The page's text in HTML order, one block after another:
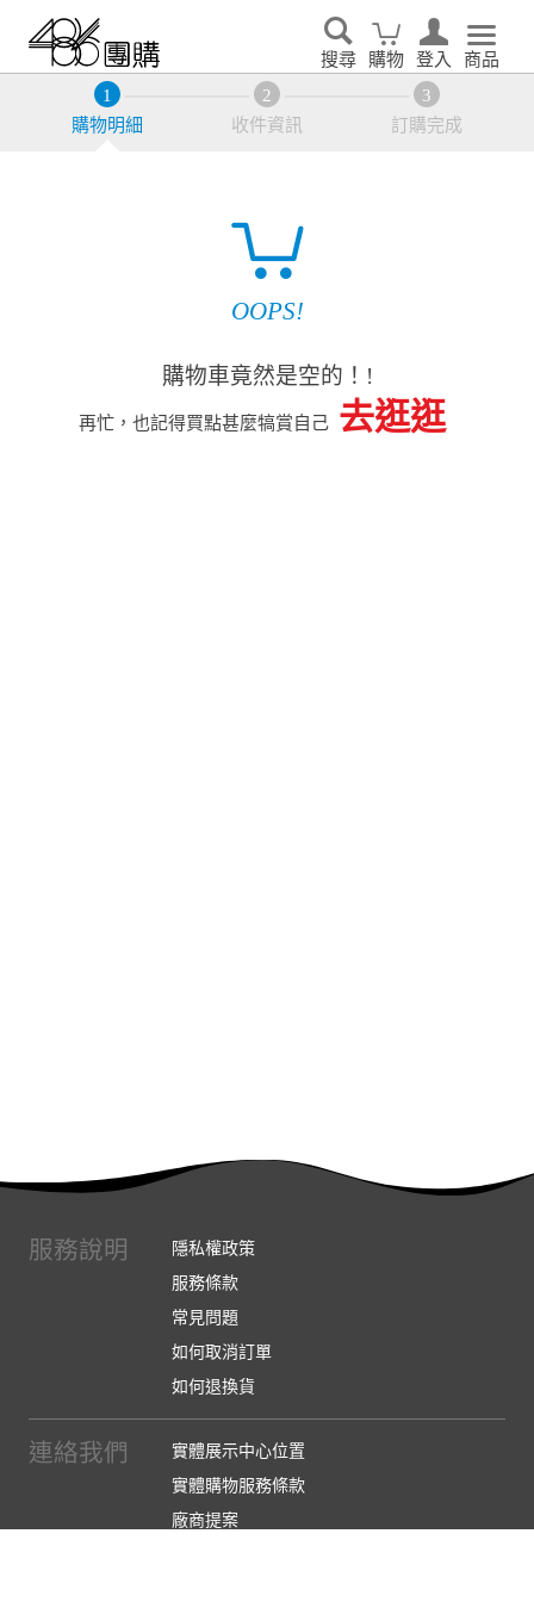
搜尋 購物 登入 商品
購物明細 收件資訊 訂購完成
OOPS!
購物車竟然是空的！!
再忙，也記得買點甚麼犒賞自己 去逛逛
服務說明
隱私權政策
服務條款
常見問題
如何取消訂單
如何退換貨
連絡我們
實體展示中心位置
實體購物服務條款
廠商提案